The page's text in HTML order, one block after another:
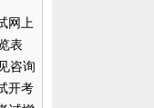
网上
表
咨询
开考